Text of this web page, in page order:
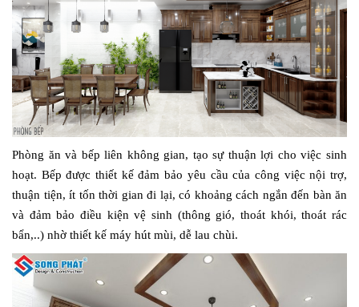
Phòng ăn và bếp liên không gian, tạo sự thuận lợi cho việc sinh
hoạt. Bếp được thiết kế đảm bảo yêu cầu của công việc nội trợ,
thuận tiện, ít tốn thời gian đi lại, có khoảng cách ngắn đến bàn ăn
và đảm bảo điều kiện vệ sinh (thông gió, thoát khói, thoát rác
bẩn,..) nhờ thiết kế máy hút mùi, dễ lau chùi.